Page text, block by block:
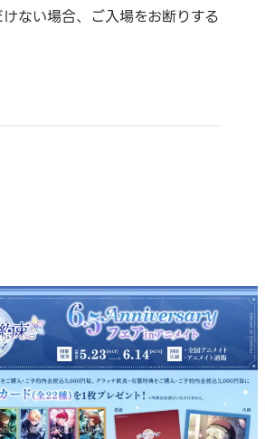
ない場合、ご入場をお断りする